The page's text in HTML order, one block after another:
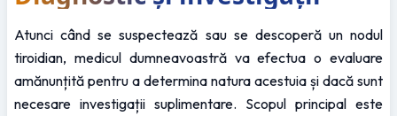
Atunci când se suspectează sau se descoperă un nodul
tiroidian, medicul dumneavoastră va efectua o evaluare
amănunțită pentru a determina natura acestuia și dacă sunt
necesare investigații suplimentare. Scopul principal este